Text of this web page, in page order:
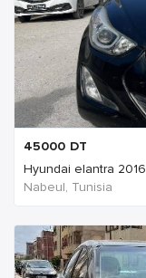
45000 DT
Hyundai elantra 2016
Nabeul‎, Tunisia